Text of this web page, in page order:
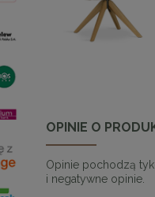
OPINIE O
Opinie pochodzą
i negatywne opinie.